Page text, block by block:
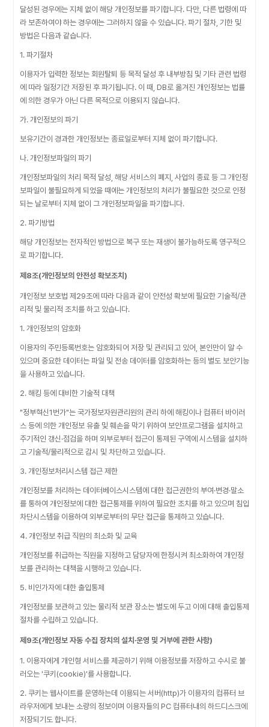
달성된 경우에는 지체 없이 해당 개인정보를 파기합니다. 다만, 다른 법령에 따
라 보존하여야 하는 경우에는 그러하지 않을 수 있습니다. 파기 절차, 기한 및
방법은 다음과 같습니다.
1. 파기절차
이용자가 입력한 정보는 회원탈퇴 등 목적 달성 후 내부방침 및 기타 관련 법령
에 따라 일정기간 저장된 후 파기됩니다. 이 때, DB로 옮겨진 개인정보는 법률
에 의한 경우가 아닌 다른 목적으로 이용되지 않습니다.
가. 개인정보의 파기
보유기간이 경과한 개인정보는 종료일로부터 지체 없이 파기합니다.
나. 개인정보파일의 파기
개인정보파일의 처리 목적 달성, 해당 서비스의 폐지, 사업의 종료 등 그 개인정
보파일이 불필요하게 되었을 때에는 개인정보의 처리가 불필요한 것으로 인정
되는 날로부터 지체 없이 그 개인정보파일을 파기합니다.
2. 파기방법
해당 개인정보는 전자적인 방법으로 복구 또는 재생이 불가능하도록 영구적으
로 파기합니다.
제8조(개인정보의 안전성 확보조치)
개인정보 보호법 제29조에 따라 다음과 같이 안전성 확보에 필요한 기술적/관
리적 및 물리적 조치를 하고 있습니다.
1. 개인정보의 암호화
이용자의 주민등록번호는 암호화되어 저장 및 관리되고 있어, 본인만이 알 수
있으며 중요한 데이터는 파일 및 전송 데이터를 암호화하는 등의 별도 보안기능
을 사용하고 있습니다.
2. 해킹 등에 대비한 기술적 대책
"정부혁신1번가"는 국가정보자원관리원의 관리 하에 해킹이나 컴퓨터 바이러
스 등에 의한 개인정보 유출 및 훼손을 막기 위하여 보안프로그램을 설치하고
주기적인 갱신·점검을 하며 외부로부터 접근이 통제된 구역에 시스템을 설치하
고 기술적/물리적으로 감시 및 차단하고 있습니다.
3. 개인정보처리시스템 접근 제한
개인정보를 처리하는 데이터베이스시스템에 대한 접근권한의 부여·변경·말소
를 통하여 개인정보에 대한 접근통제를 위하여 필요한 조치를 하고 있으며 침입
차단시스템을 이용하여 외부로부터의 무단 접근을 통제하고 있습니다.
4. 개인정보 취급 직원의 최소화 및 교육
개인정보를 취급하는 직원을 지정하고 담당자에 한정시켜 최소화하여 개인정
보를 관리하는 대책을 시행하고 있습니다.
5. 비인가자에 대한 출입통제
개인정보를 보관하고 있는 물리적 보관 장소는 별도에 두고 이에 대해 출입통제
절차를 수립하고 있습니다.
제9조(개인정보 자동 수집 장치의 설치∙운영 및 거부에 관한 사항)
1. 이용자에게 개인형 서비스를 제공하기 위해 이용정보를 저장하고 수시로 불
러오는 '쿠키(cookie)'를 사용합니다.
2. 쿠키는 웹사이트를 운영하는데 이용되는 서버(http)가 이용자의 컴퓨터 브
라우저에게 보내는 소량의 정보이며 이용자들의 PC 컴퓨터내의 하드디스크에
저장되기도 합니다.